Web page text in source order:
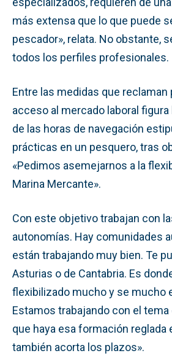
más extensa que lo que puede
pescador», relata. No obstante,
todos los perfiles profesionales.
Entre las medidas que reclaman
acceso al mercado laboral figura
de las horas de navegación
prácticas en un pesquero, tras
«Pedimos asemejarnos a la
Marina Mercante».
Con este objetivo trabajan con
autonomías. Hay comunidades
están trabajando muy bien. Te
Asturias o de Cantabria. Es
flexibilizado mucho y se mucho
Estamos trabajando con el tema
que haya esa formación reglada
también acorta los plazos».